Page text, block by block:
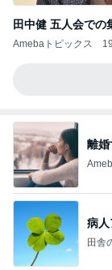
田中健 五人会での
Amebaトピックス
離婚
病人
田舎